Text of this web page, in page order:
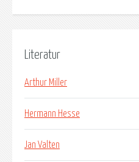
Literatur
Arthur Miller
Hermann Hesse
Jan Valten